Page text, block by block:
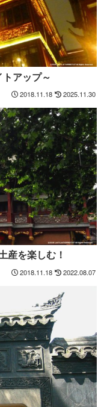
アップ～
2018.11.18 2025.11.30
産を楽しむ！
2018.11.18 2022.08.07